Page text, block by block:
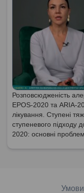
Розповсюдженість
EPOS-2020 та ARIA-
лікування. Ступені
ступеневого підходу
2020: основні
Умови